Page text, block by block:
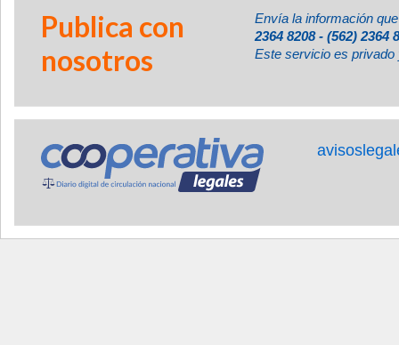
Publica con
nosotros
Envía la información
2364 8208 - (562) 2364
Este servicio es privado